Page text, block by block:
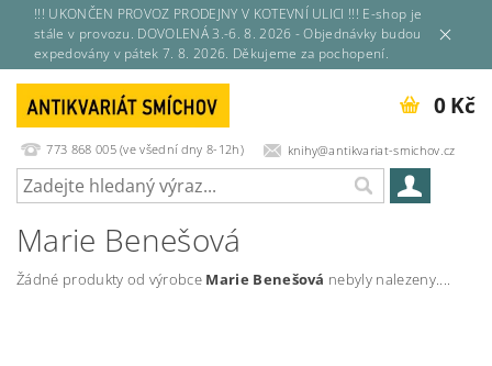
!!! UKONČEN PROVOZ PRODEJNY V KOTEVNÍ ULICI !!! E-shop je
stále v provozu. DOVOLENÁ 3.-6. 8. 2026 - Objednávky budou
expedovány v pátek 7. 8. 2026. Děkujeme za pochopení.
773 868 005 (ve všední dny 8-12h) knihy@antikvariat-smichov.cz
0 Kč
Marie Benešová
Žádné produkty od výrobce Marie Benešová nebyly nalezeny....